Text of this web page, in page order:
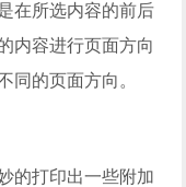
在所选内容的前后
内容进行页面方向
同的页面方向。
打印出一些附加